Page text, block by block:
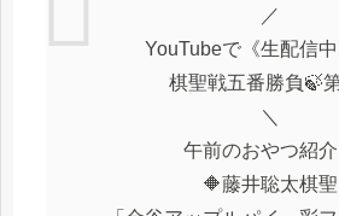
／
YouTubeで《生配信
棋聖戦五番勝負🍃
＼
午前のおやつ紹介
🔶藤井聡太棋聖